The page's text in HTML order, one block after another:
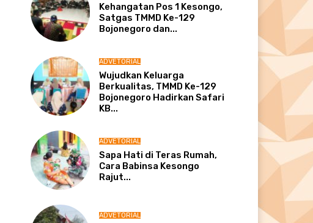
Kehangatan Pos 1 Kesongo,
Satgas TMMD Ke-129
Bojonegoro dan...
ADVETORIAL
Wujudkan Keluarga
Berkualitas, TMMD Ke-129
Bojonegoro Hadirkan Safari
KB...
ADVETORIAL
Sapa Hati di Teras Rumah,
Cara Babinsa Kesongo
Rajut...
ADVETORIAL